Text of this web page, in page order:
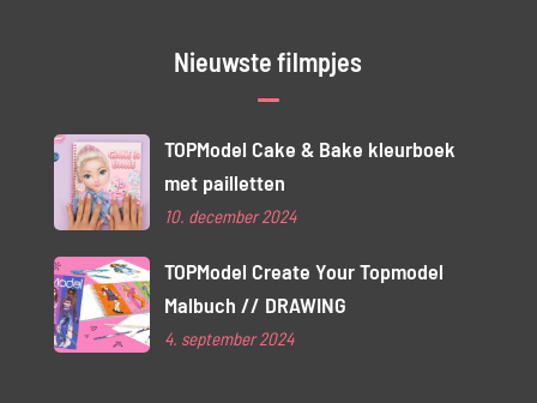
Nieuwste filmpjes
TOPModel Cake & Bake kleurboek
met pailletten
10. december 2024
TOPModel Create Your Topmodel
Malbuch // DRAWING
4. september 2024